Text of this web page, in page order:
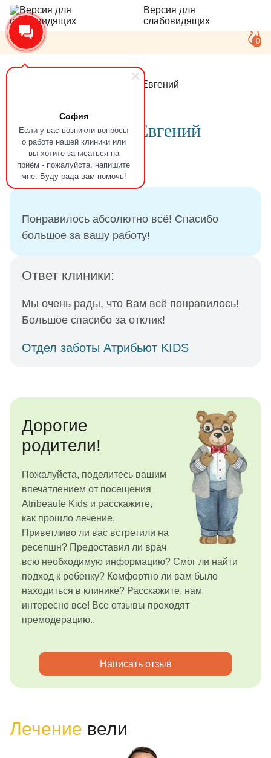
София
Если у вас возникли вопросы
о работе нашей клиники или
вы хотите записаться на
приём - пожалуйста, напишите
мне. Буду рада вам помочь!
Версия для
слабовидящих
0
Фролов Евгений
ОтзывФролов Евгений
31.08.2024
Понравилось абсолютно всё! Спасибо
большое за вашу работу!
Ответ клиники:
Мы очень рады, что Вам всё понравилось!
Большое спасибо за отклик!
Отдел заботы Атрибьют KIDS
Дорогие
родители!
Пожалуйста, поделитесь вашим
впечатлением от посещения
Atribeaute Kids и расскажите,
как прошло лечение.
Приветливо ли вас встретили на
ресепшн? Предоставил ли врач
всю необходимую информацию? Смог ли найти
подход к ребенку? Комфортно ли вам было
находиться в клинике? Расскажите, нам
интересно все! Все отзывы проходят
премодерацию..
Написать отзыв
Лечение вели